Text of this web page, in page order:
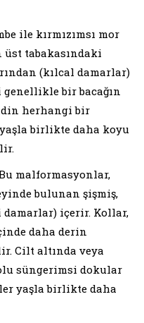
ile kırmızımsı mor
tabakasındaki
(kılcal damarlar)
bir bacağın
herhangi bir
birlikte daha koyu
malformasyonlar,
bulunan şişmiş,
damarlar) içerir. Kollar,
daha derin
Cilt altında veya
süngerimsi dokular
yaşla birlikte daha